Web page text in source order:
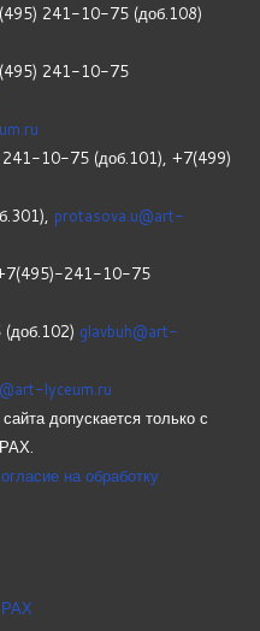
241-10-75 (доб.108)
241-10-75
241-10-75 (доб.101), +7(499)
protasova.u@art-
+7(495)-241-10-75
glavbuh@art-
lyceum.ru
допускается только с
на обработку